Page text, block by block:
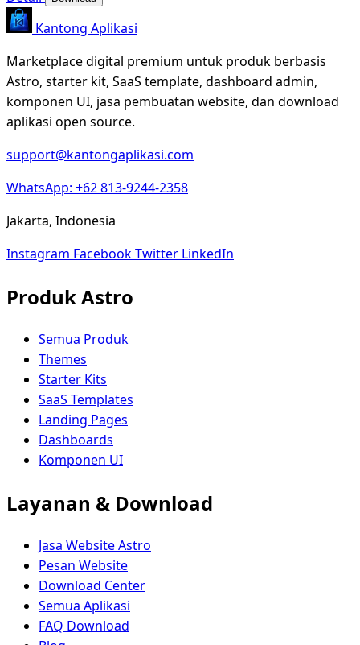
Kantong Aplikasi
Marketplace digital premium untuk produk berbasis
Astro, starter kit, SaaS template, dashboard admin,
komponen UI, jasa pembuatan website, dan download
aplikasi open source.
support@kantongaplikasi.com
WhatsApp: +62 813-9244-2358
Jakarta, Indonesia
Instagram FacebookTwitter LinkedIn
Produk Astro
Semua Produk
Themes
Starter Kits
SaaS Templates
Landing Pages
Dashboards
Komponen UI
Layanan & Download
Jasa Website Astro
Pesan Website
Download Center
Semua Aplikasi
FAQ Download